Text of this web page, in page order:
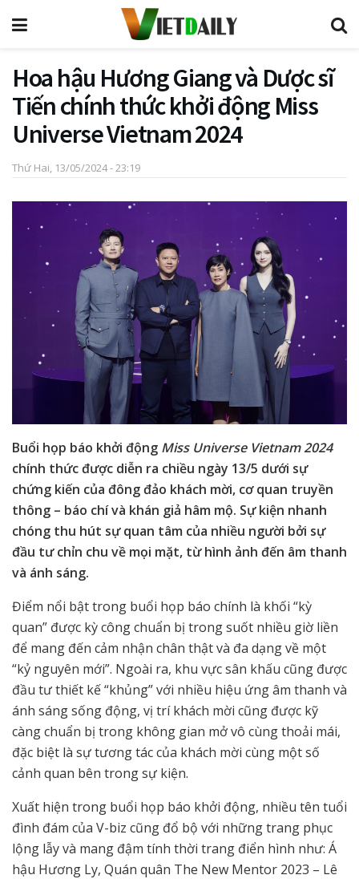
Hoa hậu Hương Giang và Dược sĩ
Tiến chính thức khởi động Miss
Universe Vietnam 2024
Thứ Hai, 13/05/2024 - 23:19
Buổi họp báo khởi động Miss Universe Vietnam 2024
chính thức được diễn ra chiều ngày 13/5 dưới sự
chứng kiến của đông đảo khách mời, cơ quan truyền
thông – báo chí và khán giả hâm mộ. Sự kiện nhanh
chóng thu hút sự quan tâm của nhiều người bởi sự
đầu tư chỉn chu về mọi mặt, từ hình ảnh đến âm thanh
và ánh sáng.
Điểm nổi bật trong buổi họp báo chính là khối “kỳ
quan” được kỳ công chuẩn bị trong suốt nhiều giờ liền
để mang đến cảm nhận chân thật và đa dạng về một
“kỷ nguyên mới”. Ngoài ra, khu vực sân khấu cũng được
đầu tư thiết kế “khủng” với nhiều hiệu ứng âm thanh và
ánh sáng sống động, vị trí khách mời cũng được kỹ
càng chuẩn bị trong không gian mở vô cùng thoải mái,
đặc biệt là sự tương tác của khách mời cùng một số
cảnh quan bên trong sự kiện.
Xuất hiện trong buổi họp báo khởi động, nhiều tên tuổi
đình đám của V-biz cũng đổ bộ với những trang phục
lộng lẫy và mang đậm tính thời trang điển hình như: Á
hậu Hương Ly, Quán quân The New Mentor 2023 – Lê